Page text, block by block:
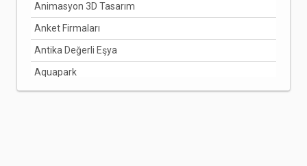
ERZURUM
ESKİŞEHİR
GAZİANTEP
GİRESUN
Animasyon 3D Tasarım
Anket Firmaları
Antika Değerli Eşya
Aquapark
Arabuluculuk Hizmetleri